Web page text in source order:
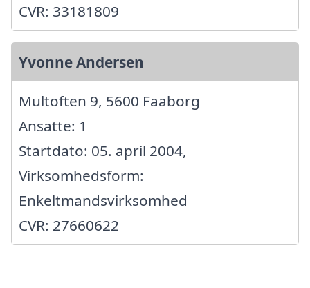
CVR: 33181809
Yvonne Andersen
Multoften 9, 5600 Faaborg
Ansatte: 1
Startdato: 05. april 2004,
Virksomhedsform:
Enkeltmandsvirksomhed
CVR: 27660622